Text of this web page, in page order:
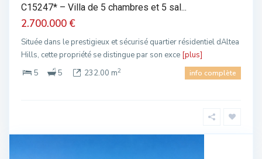
C15247* – Villa de 5 chambres et 5 sal...
2.700.000 €
Située dans le prestigieux et sécurisé quartier résidentiel dAltea
Hills, cette propriété se distingue par son exce [plus]
5
5 232.00 m2 info complète